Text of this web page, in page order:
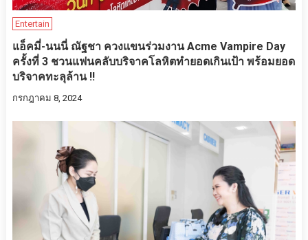
Entertain
แอ็คมี่-นนนี่ ณัฐชา ควงแขนร่วมงาน Acme Vampire Day
ครั้งที่ 3 ชวนแฟนคลับบริจาคโลหิตทำยอดเกินเป้า พร้อมยอด
บริจาคทะลุล้าน !!
กรกฎาคม 8, 2024